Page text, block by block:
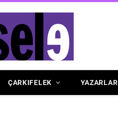
ÇARKIFELEK YAZARLAR